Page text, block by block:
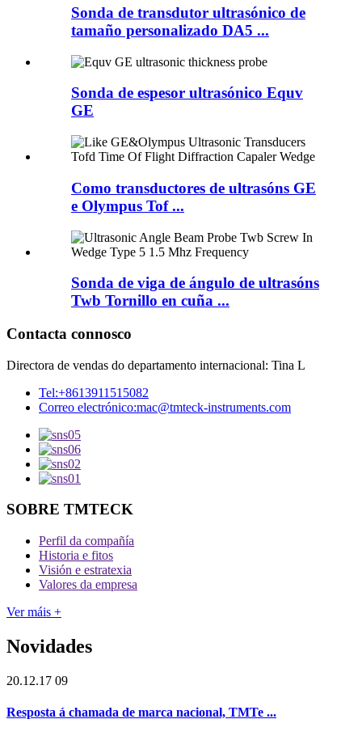
Sonda de transdutor ultrasónico de
tamaño personalizado DA5 ...
Sonda de espesor ultrasónico Equv
GE
Como transductores de ultrasóns GE
e Olympus Tof ...
Sonda de viga de ángulo de ultrasóns
Twb Tornillo en cuña ...
Contacta connosco
Directora de vendas do departamento internacional: Tina L
Tel:+8613911515082
Correo electrónico:mac@tmteck-instruments.com
SOBRE TMTECK
Perfil da compañía
Historia e fitos
Visión e estratexia
Valores da empresa
Ver máis +
Novidades
20.12.17 09
Resposta á chamada de marca nacional, TMTe ...